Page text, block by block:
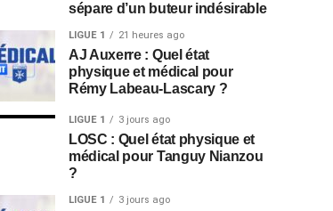
sépare d’un buteur indésirable
LIGUE 1 21 heures ago
AJ Auxerre : Quel état
physique et médical pour
Rémy Labeau-Lascary ?
LIGUE 1 3 jours ago
LOSC : Quel état physique et
médical pour Tanguy Nianzou
?
LIGUE 1 3 jours ago